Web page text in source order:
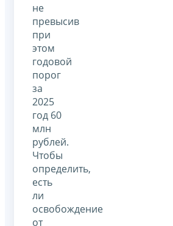
не
превысив
при
этом
годовой
порог
за
2025
год 60
млн
рублей.
Чтобы
определить,
есть
ли
освобождение
от